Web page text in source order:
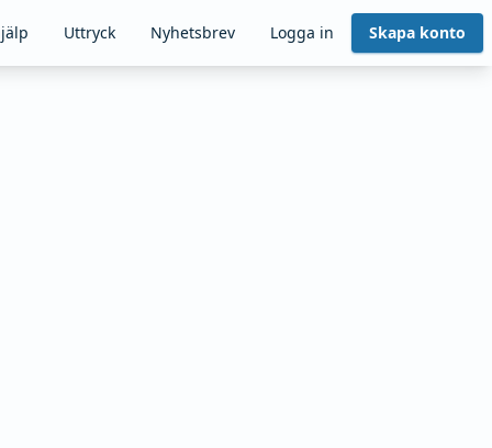
Uttryck Nyhetsbrev Logga in Skapa konto